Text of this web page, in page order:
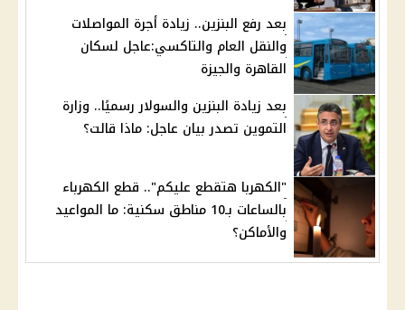
بعد رفع البنزين.. زيادة أجرة المواصلات
والنقل العام والتاكسي:عاجل لسكان
القاهرة والجيزة
بعد زيادة البنزين والسولار رسميًا.. وزارة
التموين تصدر بيان عاجل: ماذا قالت؟
"الكهربا هتقطع عليكم".. قطع الكهرباء
بالساعات بـ10 مناطق سكنية: ما المواعيد
والأماكن؟